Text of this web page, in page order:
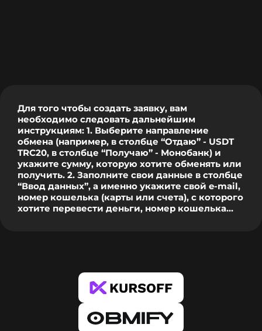
Для того чтобы создать заявку, вам
необходимо следовать дальнейшим
инструкциям: 1. Выберите направление
обмена (например, в столбце “Отдаю” - USDT
TRC20, в столбце “Получаю” - Монобанк) и
укажите сумму, которую хотите обменять или
получить. 2. Заполните свои данные в столбце
“Ввод данных”, а именно укажите свой e-mail,
номер кошелька (карты или счета), с которого
хотите перевести деньги, номер кошелька
банками при первом обмене система
попросит вас верифицировать карту, с
которой вы желаете переводить деньги. Это
требуется всего один раз для каждой новой
карты. 4. Скопируйте наши реквизиты и